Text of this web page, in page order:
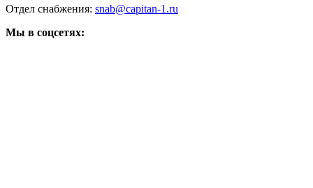
Отдел снабжения: snab@capitan-1.ru
Мы в соцсетях: